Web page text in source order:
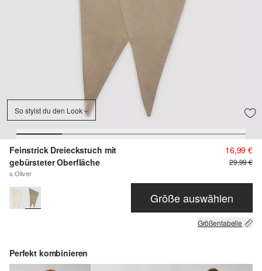
So stylst du den Look
Feinstrick Dreieckstuch mit
gebürsteter Oberfläche
s.Oliver
16,99 €
29,99 €
Größe auswählen
Größentabelle
Perfekt kombinieren